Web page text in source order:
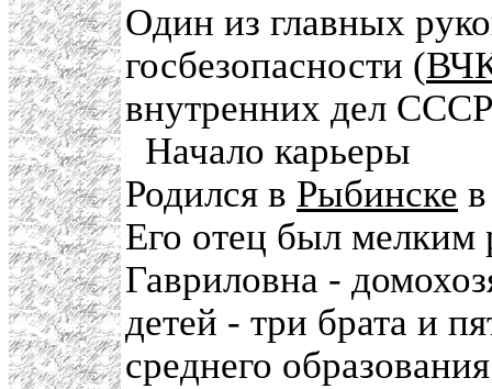
Один из главных
госбезопасности (
внутренних дел
Начало карьеры
Родился в Рыбинске
Его отец был мелким
Гавриловна -
детей - три брата и
среднего